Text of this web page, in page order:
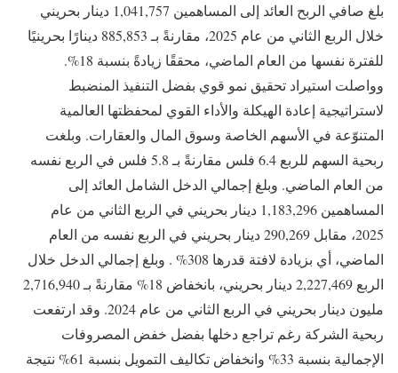
بلغ صافي الربح العائد إلى المساهمين 1,041,757 دينار بحريني
خلال الربع الثاني من عام 2025، مقارنةً بـ 885,853 دينارًا بحرينيًا
للفترة نفسها من العام الماضي، محققًا زيادةً بنسبة 18%.
وواصلت استيراد تحقيق نمو قوي بفضل التنفيذ المنضبط
لاستراتيجية إعادة الهيكلة والأداء القوي لمحفظتها العالمية
المتنوّعة في الأسهم الخاصة وسوق المال والعقارات. وبلغت
ربحية السهم للربع 6.4 فلس مقارنةً بـ 5.8 فلس في الربع نفسه
من العام الماضي. وبلغ إجمالي الدخل الشامل العائد إلى
2025، مقابل 290,269 دينار بحريني في الربع نفسه من العام
الماضي، أي بزيادة لافتة قدرها ‎%308 . وبلغ إجمالي الدخل خلال
الربع 2,227,469 دينار بحريني، بانخفاض ‎%18 مقارنةً بـ 2,716,940
مليون دينار بحريني في الربع الثاني من عام ‎2024. وقد ارتفعت
ربحية الشركة رغم تراجع دخلها بفضل خفض المصروفات
الإجمالية بنسبة ‎%33 وانخفاض تكاليف التمويل بنسبة ‎%61 نتيجة